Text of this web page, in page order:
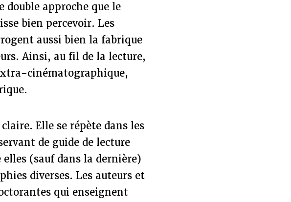
double approche que le
bien percevoir. Les
aussi bien la fabrique
Ainsi, au fil de la lecture,
cinématographique,
Elle se répète dans les
de guide de lecture
(sauf dans la dernière)
diverses. Les auteurs et
qui enseignent